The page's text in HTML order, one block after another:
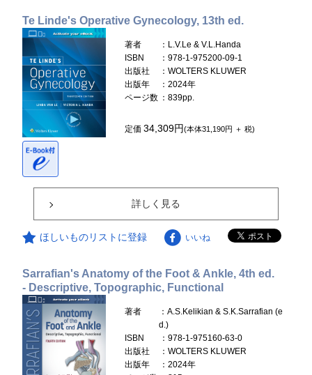
Te Linde's Operative Gynecology, 13th ed.
著者
：L.V.Le & V.L.Handa
ISBN
：978-1-975200-09-1
出版社
：WOLTERS KLUWER
出版年
：2024年
ページ数 ：839pp.
定価34,309円(本体31,190円 ＋ 税)
詳しく見る
ほしいものリストに登録 いいね
Sarrafian's Anatomy of the Foot & Ankle, 4th ed.
- Descriptive, Topographic, Functional
著者
：A.S.Kelikian & S.K.Sarrafian (e
d.)
ISBN
：978-1-975160-63-0
出版社
：WOLTERS KLUWER
出版年
：2024年